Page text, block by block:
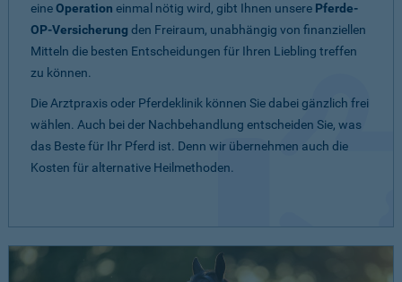
eineOperation einmal nötig wird, gibt Ihnen unsere Pferde-
OP-Versicherung den Freiraum, unabhängig von finanziellen
Mitteln die besten Entscheidungen für Ihren Liebling treffen
zu können.
Die Arztpraxis oder Pferdeklinik können Sie dabei gänzlich frei
wählen. Auch bei der Nachbehandlung entscheiden Sie, was
das Beste für Ihr Pferd ist. Denn wir übernehmen auch die
Kosten für alternative Heilmethoden.